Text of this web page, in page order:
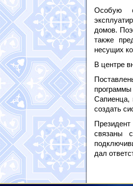
Особую
домов.
также
несущих
В центре
Сапиенца,
создать
связаны
дал